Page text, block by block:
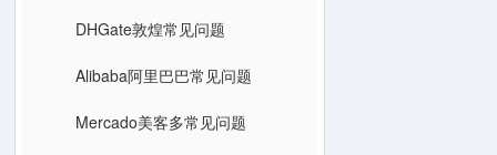
DHGate敦煌常见问题
Alibaba阿里巴巴常见问题
Mercado美客多常见问题